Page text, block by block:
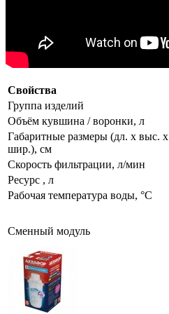
Свойства
Группа изделий
Объём кувшина / воронки, л
Габаритные размеры (дл. х выс. х
шир.), см
Скорость фильтрации, л/мин
Ресурс , л
Рабочая температура воды, °C
Сменный модуль